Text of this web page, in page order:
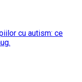
cu autism: ce